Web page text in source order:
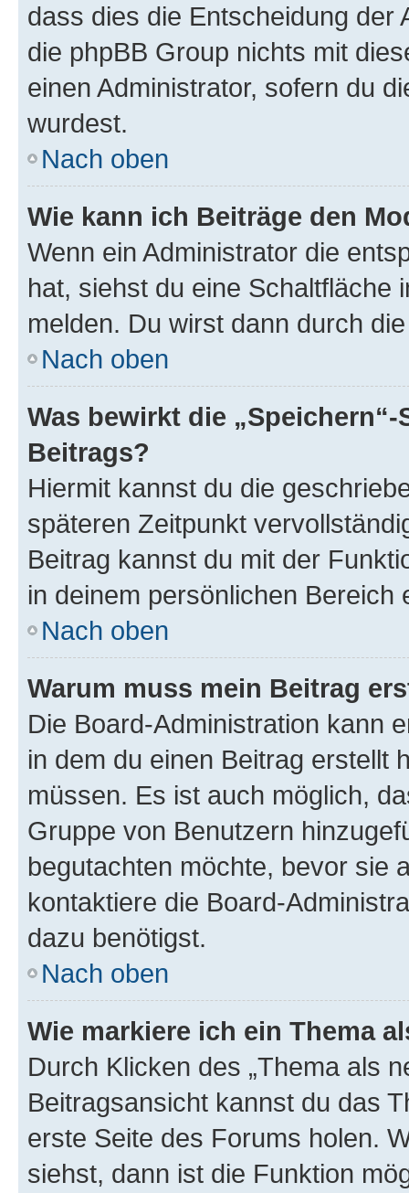
dass dies die Entscheidung der
die phpBB Group nichts mit
einen Administrator, sofern du
wurdest.
Nach oben
Wie kann ich Beiträge den
Wenn ein Administrator die
hat, siehst du eine Schaltfläche
melden. Du wirst dann durch
Nach oben
Was bewirkt die
Beitrags?
Hiermit kannst du die
späteren Zeitpunkt
Beitrag kannst du mit der
in deinem persönlichen Bereich
Nach oben
Warum muss mein Beitrag
Die Board-Administration kann
in dem du einen Beitrag erstellt
müssen. Es ist auch möglich,
Gruppe von Benutzern
begutachten möchte, bevor sie
kontaktiere die Board-
dazu benötigst.
Nach oben
Wie markiere ich ein Thema
Durch Klicken des „Thema als
Beitragsansicht kannst du das
erste Seite des Forums holen.
siehst, dann ist die Funktion